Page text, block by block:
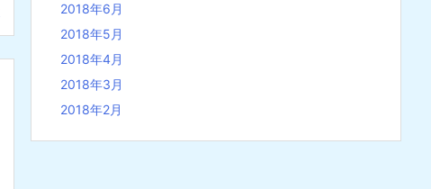
2018年6月
2018年5月
2018年4月
2018年3月
2018年2月